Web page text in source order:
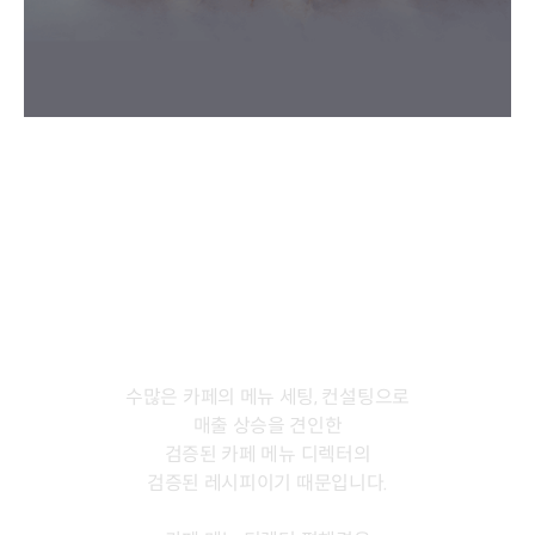
수많은 카페의 메뉴 세팅, 컨설팅으로
매출 상승을 견인한
검증된 카페 메뉴 디렉터의
검증된 레시피이기 때문입니다.